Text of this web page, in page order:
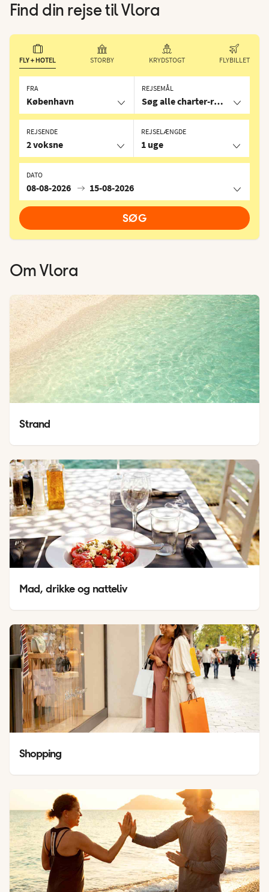
Find din rejse tilVlora
FLY + HOTEL STORBY KRYDSTOGT FLYBILLET
FRA
København
REJSEMÅL
Søg alle charter-rejser
REJSELÆNGDE
1 uge
DATO
08-08-2026 15-08-2026
REJSENDE
2 voksne
SØG
Om Vlora
Strand
Mad, drikke og natteliv
Shopping